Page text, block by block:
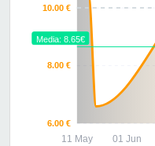
10.00 €
8.00 €
6.00 €
11 May 01 Jun
Media: 8.65€